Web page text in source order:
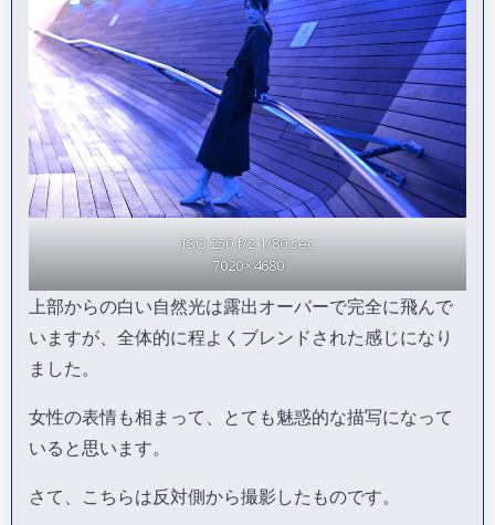
ISO 250 f/2 1/80 sec
7020 × 4680
上部からの白い自然光は露出オーバーで完全に飛んで
いますが、全体的に程よくブレンドされた感じになり
ました。
女性の表情も相まって、とても魅惑的な描写になって
いると思います。
さて、こちらは反対側から撮影したものです。